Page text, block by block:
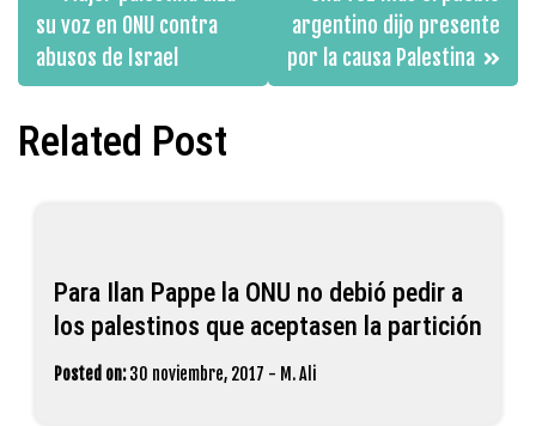
de
entradas
su voz en ONU contra
abusos de Israel
argentino dijo presente
por la causa Palestina
Related Post
Para Ilan Pappe la ONU no debió pedir a
los palestinos que aceptasen la partición
Posted on: 30 noviembre, 2017 - M. Ali